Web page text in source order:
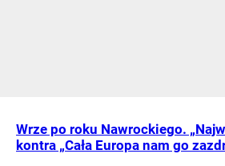
Wrze po roku Nawrockiego.
kontra „Cała Europa nam go